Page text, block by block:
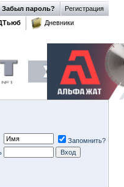
Регистрация
Забыл пароль?
Дневники
Запомнить?